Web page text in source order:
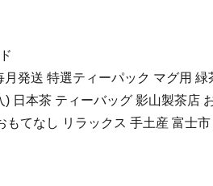
月発送 特選ティーパック マグ用
) 日本茶 ティーバッグ 影山製茶店
もてなし リラックス 手土産 富士市